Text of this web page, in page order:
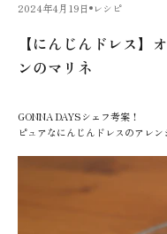
2024年4月19日 レシピ
【にんじんドレス】
ンのマリネ
GONNA DAYSシェフ考案！
ピュアなにんじんドレスのアレン